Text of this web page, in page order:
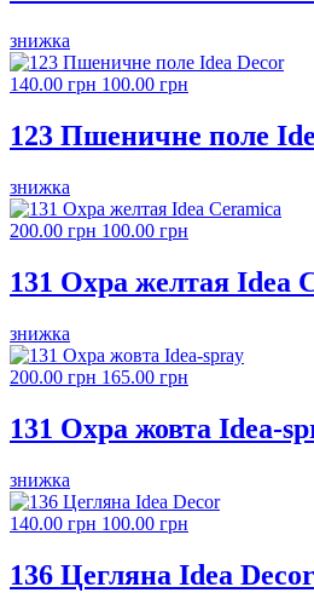
знижка
140.00 грн 100.00 грн
123 Пшеничне поле
знижка
200.00 грн 100.00 грн
131 Охра желтая Idea
знижка
200.00 грн 165.00 грн
131 Охра жовта Idea-
знижка
140.00 грн 100.00 грн
136 Цегляна Idea Decor